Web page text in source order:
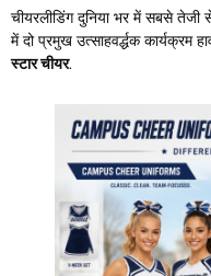
चीयरलीडिंग दुनिया भर में सबसे
में दो प्रमुख उत्साहवर्द्धक कार्यक्रम
स्टार चीयर.